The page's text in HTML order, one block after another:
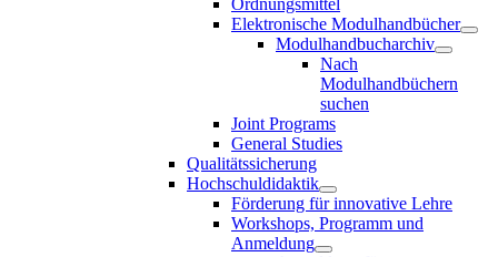
Elektronische Modulhandbücher
Modulhandbucharchiv
Nach
Modulhandbüchern
suchen
Joint Programs
General Studies
Qualitätssicherung
Hochschuldidaktik
Förderung für innovative Lehre
Workshops, Programm und
Anmeldung